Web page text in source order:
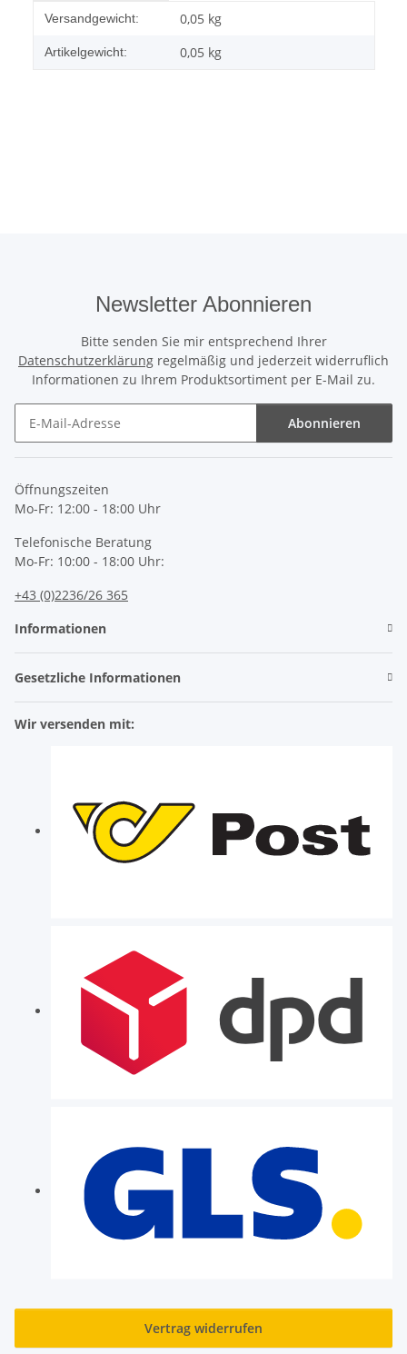
Produkteigenschaft
Wert
Versandgewicht: 0,05 kg
Artikelgewicht: 0,05 kg
Newsletter Abonnieren
Bitte senden Sie mir entsprechend Ihrer
Datenschutzerklärung regelmäßig und jederzeit widerruflich
Informationen zu Ihrem Produktsortiment per E-Mail zu.
Abonnieren
Öffnungszeiten
Mo-Fr: 12:00 - 18:00 Uhr
Telefonische Beratung
Mo-Fr: 10:00 - 18:00 Uhr:
+43 (0)2236/26 365
Informationen
Gesetzliche Informationen
Wir versenden mit:
Vertrag widerrufen